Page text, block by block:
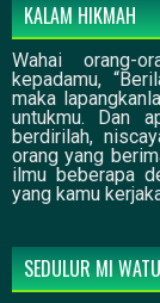
KALAM HIKMAH
Wahai orang-
kepadamu,
maka
untukmu. Dan
berdirilah,
orang yang
ilmu beberapa
yang kamu
SEDULUR MI